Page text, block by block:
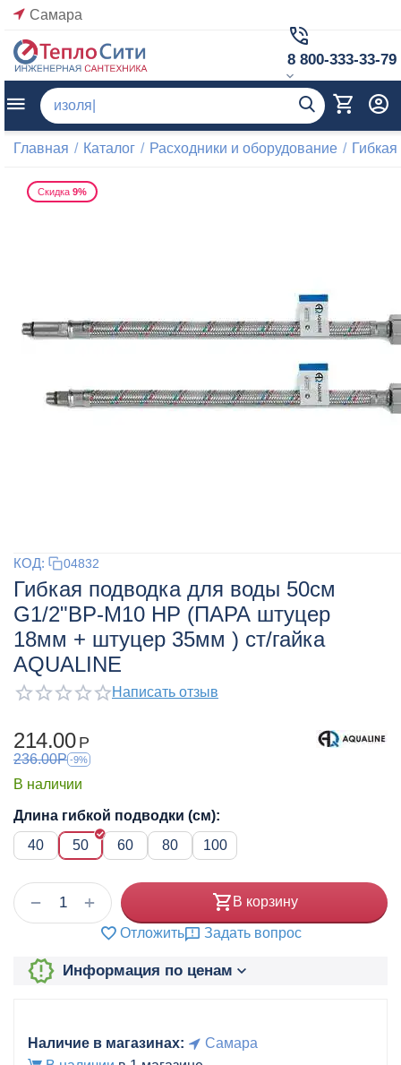
Самара
8 800-333-33-79
Главная / Каталог / Расходники и оборудование /
Скидка 9%
КОД: 04832
Гибкая подводка для воды 50см
G1/2"ВР-М10 НР (ПАРА штуцер
18мм + штуцер 35мм ) ст/гайка
AQUALINE
Написать отзыв
214.00 Р
236.00Р -9%
В наличии
Длина гибкой подводки (см):
40
50 60 80 100
+
− В корзину
Отложить Задать вопрос
Информация по ценам
Наличие в магазинах:
Самара